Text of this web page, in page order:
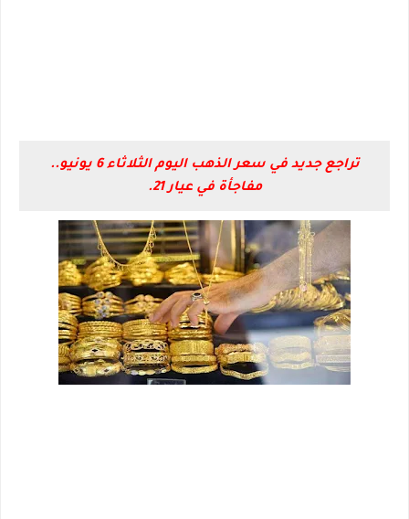
تراجع جديد في سعر الذهب اليوم الثلاثاء 6 يونيو..
مفاجأة في عيار 21.